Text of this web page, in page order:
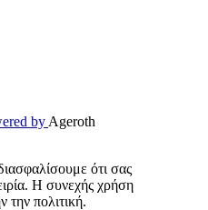
by Ageroth
ότι σας
Η συνεχής χρήση
την πολιτική.